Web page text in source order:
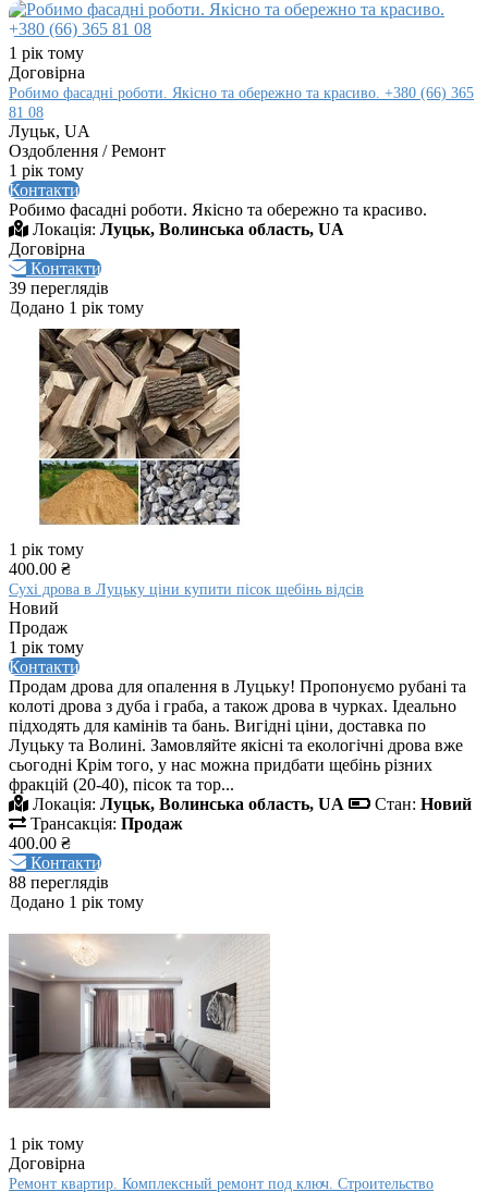
1 рік тому
Договірна
Робимо фасадні роботи. Якісно та обережно та красиво. +380 (66) 365
81 08
Луцьк, UA
Оздоблення / Ремонт
1 рік тому
Контакти
Робимо фасадні роботи. Якісно та обережно та красиво.
Локація: Луцьк, Волинська область, UA
Договірна
Контакти
39 переглядів
Додано 1 рік тому
1 рік тому
400.00 ₴
Сухі дрова в Луцьку ціни купити пісок щебінь відсів
Новий
Продаж
1 рік тому
Контакти
Продам дрова для опалення в Луцьку! Пропонуємо рубані та
колоті дрова з дуба і граба, а також дрова в чурках. Ідеально
підходять для камінів та бань. Вигідні ціни, доставка по
Луцьку та Волині. Замовляйте якісні та екологічні дрова вже
сьогодні Крім того, у нас можна придбати щебінь різних
фракцій (20-40), пісок та тор...
Локація: Луцьк, Волинська область, UA Стан: Новий
Трансакція: Продаж
400.00 ₴
Контакти
88 переглядів
Додано 1 рік тому
1 рік тому
Договірна
Ремонт квартир. Комплексный ремонт под ключ. Строительство